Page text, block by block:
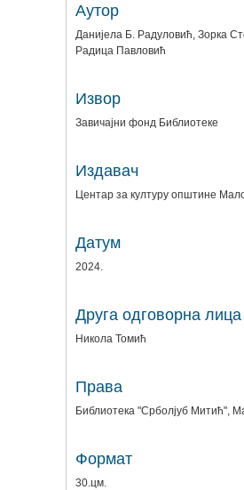
Аутор
Данијела Б. Радуловић, Зорка
Радица Павловић
Извор
Завичајни фонд Библиотеке
Издавач
Центар за културу општине
Датум
2024.
Друга одговорна лица
Никола Томић
Права
Библиотека "Срболјуб Митић",
Формат
30.цм.